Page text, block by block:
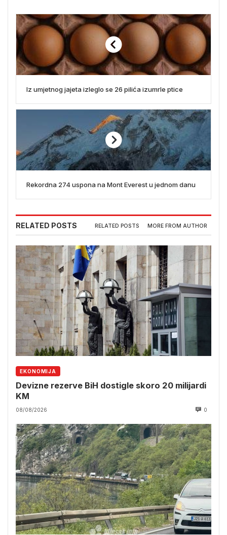
Iz umjetnog jajeta izleglo se 26 pilića izumrle ptice
Rekordna 274 uspona na Mont Everest u jednom danu
RELATED POSTS RELATED POSTS MORE FROM AUTHOR
EKONOMIJA
Devizne rezerve BiH dostigle skoro 20 milijardi
KM
08/08/2026 0